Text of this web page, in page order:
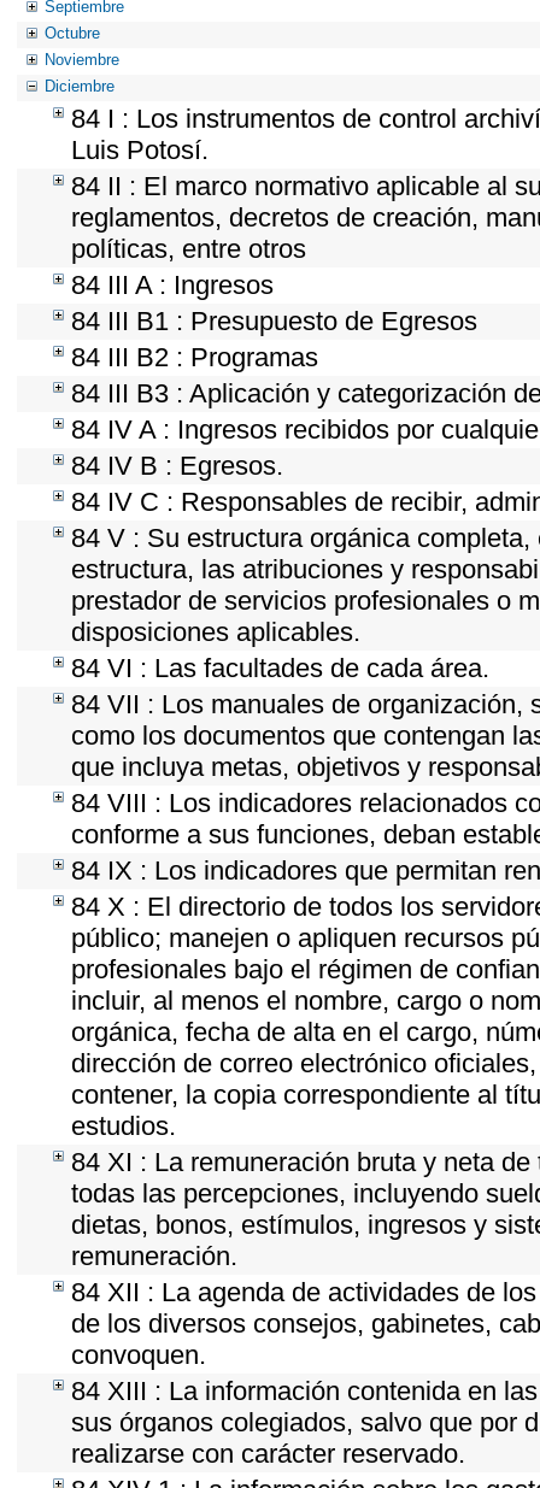
Septiembre
Octubre
Noviembre
Diciembre
84 I : Los instrumentos de control
Luis Potosí.
84 II : El marco normativo aplicable al
reglamentos, decretos de creación,
políticas, entre otros
84 III A : Ingresos
84 III B1 : Presupuesto de Egresos
84 III B2 : Programas
84 III B3 : Aplicación y categorización
84 IV A : Ingresos recibidos por
84 IV B : Egresos.
84 IV C : Responsables de recibir,
84 V : Su estructura orgánica
estructura, las atribuciones y
prestador de servicios profesionales o
disposiciones aplicables.
84 VI : Las facultades de cada área.
84 VII : Los manuales de
como los documentos que contengan
que incluya metas, objetivos y
84 VIII : Los indicadores relacionados
conforme a sus funciones, deban
84 IX : Los indicadores que permitan
84 X : El directorio de todos los
público; manejen o apliquen recursos
profesionales bajo el régimen de
incluir, al menos el nombre, cargo o
orgánica, fecha de alta en el cargo,
dirección de correo electrónico
contener, la copia correspondiente al
estudios.
84 XI : La remuneración bruta y neta
todas las percepciones, incluyendo
dietas, bonos, estímulos, ingresos y
remuneración.
84 XII : La agenda de actividades de
de los diversos consejos, gabinetes,
convoquen.
84 XIII : La información contenida en
sus órganos colegiados, salvo que por
realizarse con carácter reservado.